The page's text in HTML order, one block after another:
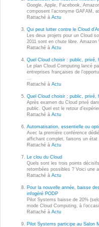
Webdesign - UX
DÉMARCHE DEVOPS
MÉTHODOLOGIE AGILE
TRANSFO DIGITALE
CONCEPTS
Prestations
CLOUD BROKER
Business model
Google, Apple, Facebook,
composent l’acronyme GAFAM,
Rattaché à Actu
Qui peut lutter contre le Cloud
Les deux projets pour un Cloud
2011 sont en chute libre.
Rattaché à Actu
Quel Cloud choisir : public, privé,
Le plan Cloud Computing lancé
entreprises françaises de
...
Rattaché à Actu
Quel Cloud choisir : public, privé,
Après examen du Cloud privé
public. Quel est le retour
Rattaché à Actu
Automatisation, essentielle ou
Avec la première conférence
affichant complet, faisons un état
Rattaché à Actu
Le clou du Cloud
Quels sont les trois points
retombées possibles ? Voici une
Rattaché à Actu
Pour la nouvelle année, baisse
infogéré PODP
Pilot Systems baisse de 20%
mode Cloud Computing, à
Rattaché à Actu
Pilot Systems participe au Salon